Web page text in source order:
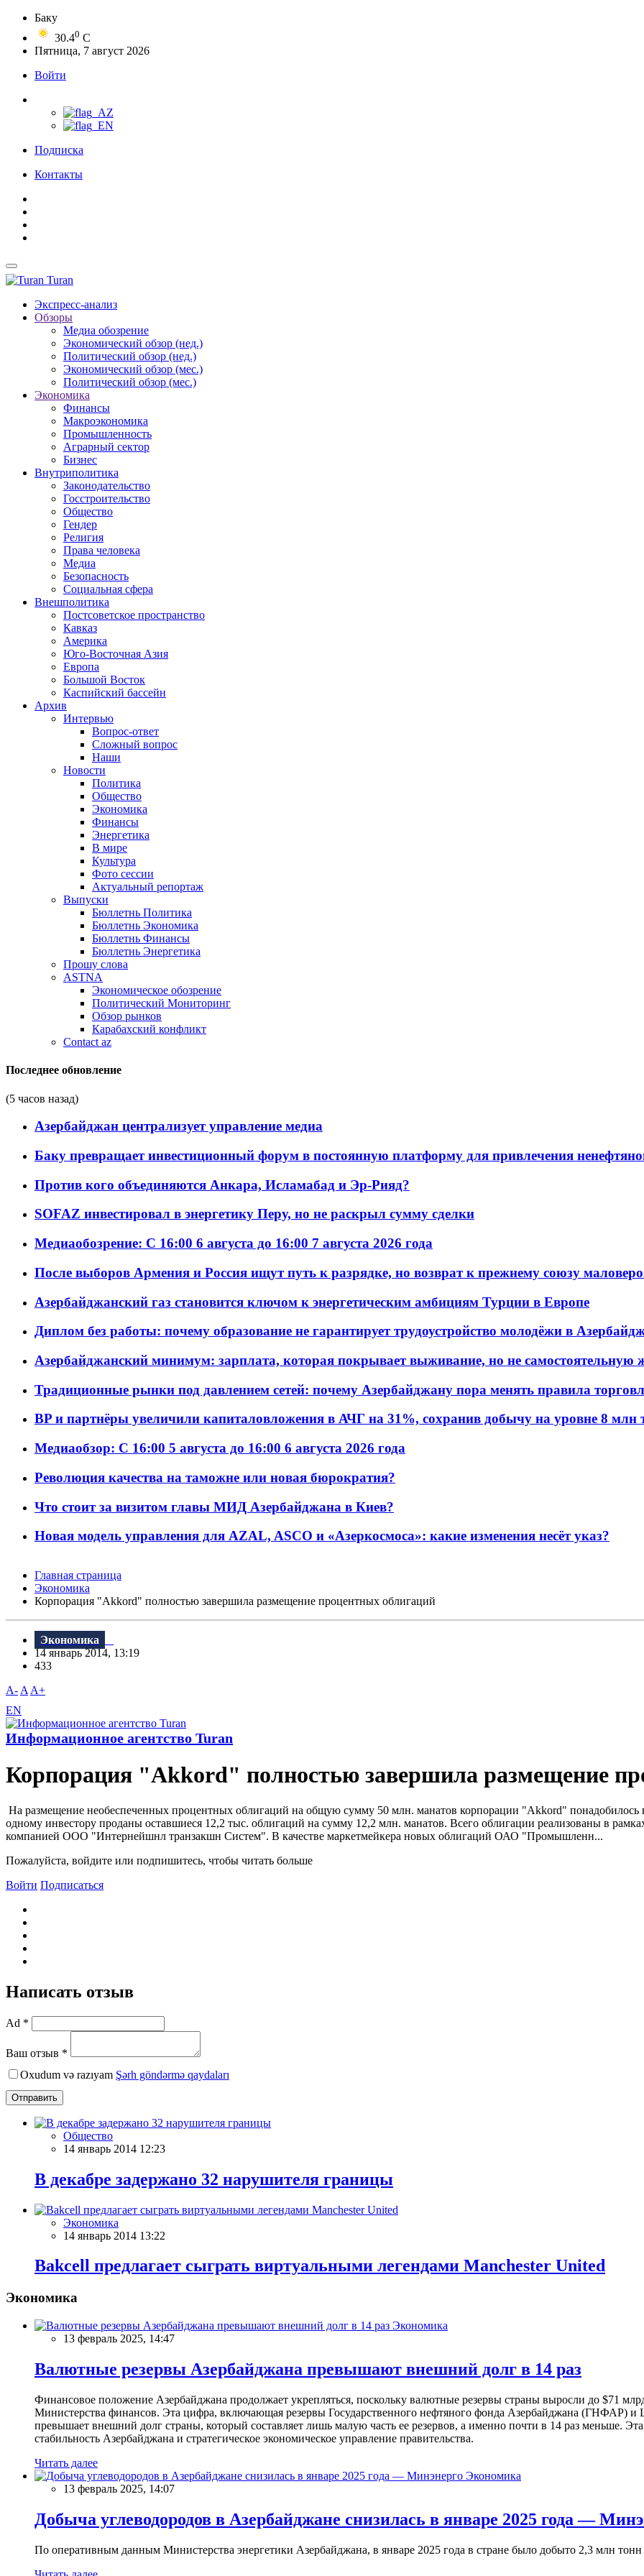
Баку
30.40 C
Пятница, 7 август 2026
Войти
Подписка
Контакты
Turan
Экспресс-анализ
Обзоры
Медиа обозрение
Экономический обзор (нед.)
Политический обзор (нед.)
Экономический обзор (мес.)
Политический обзор (мес.)
Экономика
Финансы
Макроэкономика
Промышленность
Аграрный сектор
Бизнес
Внутриполитика
Законодательство
Госстроительство
Общество
Гендер
Религия
Права человека
Медиа
Безопасность
Социальная сфера
Внешполитика
Постсоветское пространство
Кавказ
Америка
Юго-Восточная Азия
Европа
Большой Восток
Каспийский бассейн
Архив
Интервью
Вопрос-ответ
Сложный вопрос
Наши
Новости
Политика
Общество
Экономика
Финансы
Энергетика
В мире
Культура
Фото сессии
Актуальный репортаж
Выпуски
Бюллетнь Политика
Бюллетнь Экономика
Бюллетнь Финансы
Бюллетнь Энергетика
Прошу слова
ASTNA
Экономическое обозрение
Политический Мониторинг
Обзор рынков
Карабахский конфликт
Contact az
Последнее обновление
(5 часов назад)
Азербайджан централизует управление медиа
Баку превращает инвестиционный форум в постоянную платформу для привлечения
Против кого объединяются Анкара, Исламабад и Эр-Рияд?
SOFAZ инвестировал в энергетику Перу, но не раскрыл сумму сделки
Медиаобозрение: С 16:00 6 августа до 16:00 7 августа 2026 года
После выборов Армения и Россия ищут путь к разрядке, но возврат к прежнему союзу
Азербайджанский газ становится ключом к энергетическим амбициям Турции в Европе
Диплом без работы: почему образование не гарантирует трудоустройство молодёжи в
Азербайджанский минимум: зарплата, которая покрывает выживание, но не самостоятельную
Традиционные рынки под давлением сетей: почему Азербайджану пора менять правила
BP и партнёры увеличили капиталовложения в АЧГ на 31%, сохранив добычу на уровне 8 млн
Медиаобзор: С 16:00 5 августа до 16:00 6 августа 2026 года
Революция качества на таможне или новая бюрократия?
Что стоит за визитом главы МИД Азербайджана в Киев?
Новая модель управления для AZAL, ASCO и «Азеркосмоса»: какие изменения несёт указ?
Главная страница
Экономика
Корпорация "Akkord" полностью завершила размещение процентных облигаций
Экономика
14 январь 2014, 13:19
433
A- A A+
EN
Информационное агентство Turan
Корпорация "Akkord" полностью завершила размещение
На размещение необеспеченных процентных облигаций на общую сумму 50 млн. манатов корпорации "Akkord" понадобилось
одному инвестору проданы оставшиеся 12,2 тыс. облигаций на сумму 12,2 млн. манатов. Всего облигации реализованы в
компанией ООО "Интернейшнл транзакшн Систем". В качестве маркетмейкера новых облигаций ОАО "Промышленн...
Пожалуйста, войдите или подпишитесь, чтобы читать больше
Войти Подписаться
Написать отзыв
Ad *
Ваш отзыв *
Oxudum və razıyam Şərh göndərmə qaydaları
Отправить
Общество
14 январь 2014 12:23
В декабре задержано 32 нарушителя границы
Экономика
14 январь 2014 13:22
Bakcell предлагает сыграть виртуальными легендами Manchester United
Экономика
Экономика
13 февраль 2025, 14:47
Валютные резервы Азербайджана превышают внешний долг в 14 раз
Финансовое положение Азербайджана продолжает укрепляться, поскольку валютные резервы страны выросли до $71
Министерства финансов. Эта цифра, включающая резервы Государственного нефтяного фонда Азербайджана (ГНФАР) и
превышает внешний долг страны, который составляет лишь малую часть ее резервов, а именно почти в 14 раз меньше.
стабильность Азербайджана и стратегическое экономическое управление правительства.
Читать далее
Экономика
13 февраль 2025, 14:07
Добыча углеводородов в Азербайджане снизилась в январе 2025 года —
По оперативным данным Министерства энергетики Азербайджана, в январе 2025 года в стране было добыто 2,3 млн тонн